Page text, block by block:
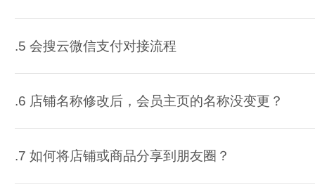
.5 会搜云微信支付对接流程
.6 店铺名称修改后，会员主页的名称没变更？
.7 如何将店铺或商品分享到朋友圈？